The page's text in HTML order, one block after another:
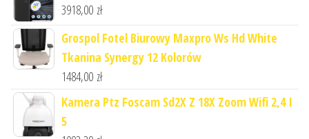
3918,00 zł
Grospol Fotel Biurowy Maxpro Ws Hd White
Tkanina Synergy 12 Kolorów
1484,00 zł
Kamera Ptz Foscam Sd2X Z 18X Zoom Wifi 2,4 I
5